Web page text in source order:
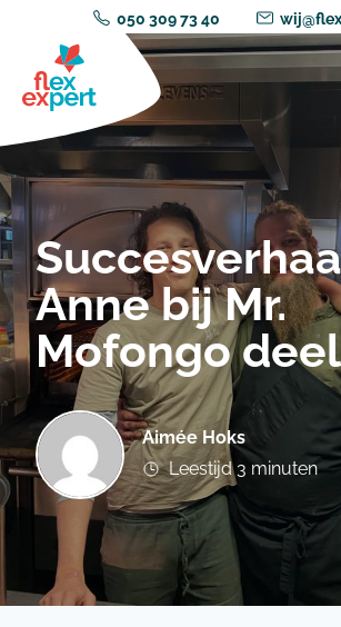
050 309 73 40
Anne bij Mr.
Mofongo
Aimée Hoks
Leestijd 3 minuten